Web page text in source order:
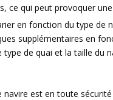
qui peut provoquer
en fonction du type
supplémentaires en
de quai et la taille du
est en toute